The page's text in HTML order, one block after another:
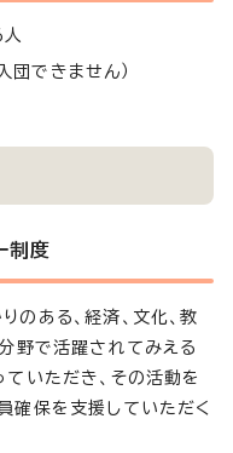
できません）
制度
ある、経済、文化、教
野で活躍されてみえる
いただき、その活動を
確保を支援していただく